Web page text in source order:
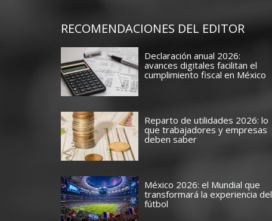
RECOMENDACIONES DEL EDITOR
Declaración anual 2026:
avances digitales facilitan el
cumplimiento fiscal en México
Reparto de utilidades 2026: lo
que trabajadores y empresas
deben saber
México 2026: el Mundial que
transformará la experiencia del
fútbol